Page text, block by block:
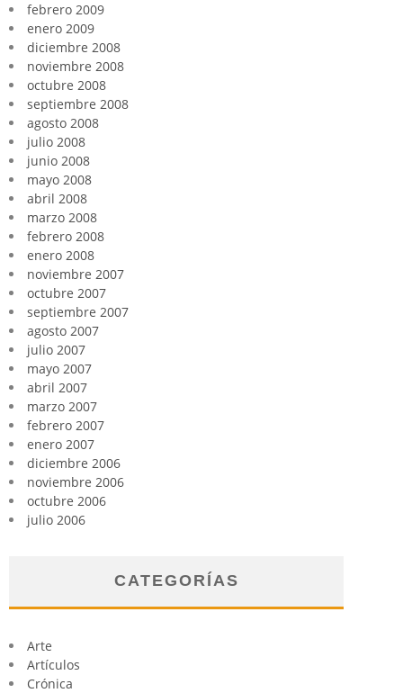
febrero 2009
enero 2009
diciembre 2008
noviembre 2008
octubre 2008
septiembre 2008
agosto 2008
julio 2008
junio 2008
mayo 2008
abril 2008
marzo 2008
febrero 2008
enero 2008
noviembre 2007
octubre 2007
septiembre 2007
agosto 2007
julio 2007
mayo 2007
abril 2007
marzo 2007
febrero 2007
enero 2007
diciembre 2006
noviembre 2006
octubre 2006
julio 2006
CATEGORÍAS
Arte
Artículos
Crónica